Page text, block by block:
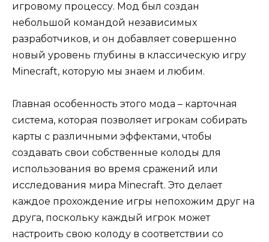
игровому процессу. Мод был создан
небольшой командой независимых
разработчиков, и он добавляет совершенно
новый уровень глубины в классическую игру
Minecraft, которую мы знаем и любим.
Главная особенность этого мода – карточная
система, которая позволяет игрокам собирать
карты с различными эффектами, чтобы
создавать свои собственные колоды для
использования во время сражений или
исследования мира Minecraft. Это делает
каждое прохождение игры непохожим друг на
друга, поскольку каждый игрок может
настроить свою колоду в соответствии со